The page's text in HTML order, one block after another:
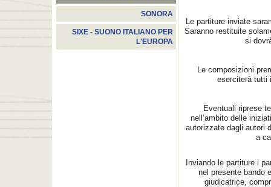
SONORA
SIXE - SUONO ITALIANO PER
L'EUROPA
Le partiture inviate
Saranno restituite
si
Le composizioni
eserciterà tutti
Eventuali riprese
nell’ambito delle
autorizzate dagli autori
a
Inviando le partiture i
nel presente bando
giudicatrice,